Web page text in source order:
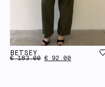
BETSEY
€183.00 € 92.00